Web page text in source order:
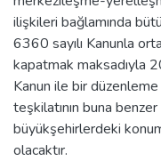
ilişkileri bağlamında
6360 sayılı Kanunla
kapatmak maksadıyla
Kanun ile bir düzenleme
teşkilatının buna benzer
büyükşehirlerdeki
olacaktır.